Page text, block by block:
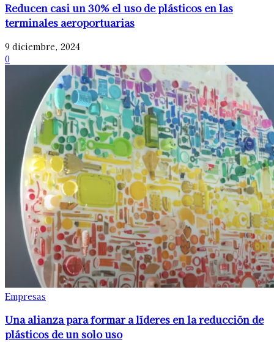
Reducen casi un 30% el uso de plásticos en las
terminales aeroportuarias
9 diciembre, 2024
0
Empresas
Una alianza para formar a líderes en la reducción de
plásticos de un solo uso